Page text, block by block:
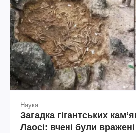
Наука
Загадка гігантських
Лаосі: вчені були